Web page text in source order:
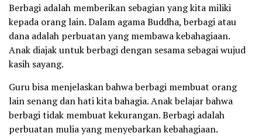
Berbagi adalah memberikan sebagian yang kita miliki
kepada orang lain. Dalam agama Buddha, berbagi atau
dana adalah perbuatan yang membawa kebahagiaan.
Anak diajak untuk berbagi dengan sesama sebagai wujud
kasih sayang.
Guru bisa menjelaskan bahwa berbagi membuat orang
lain senang dan hati kita bahagia. Anak belajar bahwa
berbagi tidak membuat kekurangan. Berbagi adalah
perbuatan mulia yang menyebarkan kebahagiaan.